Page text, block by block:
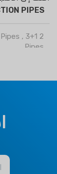
PIPES
2 Pipes
, 3+1
Pipes
Valves &
PLUS